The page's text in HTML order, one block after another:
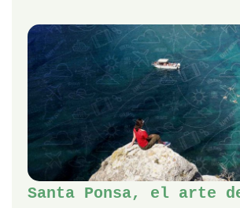
Santa Ponsa, el arte